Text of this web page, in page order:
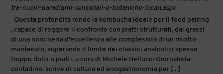
tra-nuovi-paradigmi-sensoriali-e-botaniche-locali.aspx
Questa profondità rende la kombucha ideale per il food pairing
, capace di reggere il confronto con piatti strutturati, dai grassi
di una norcineria d'eccellenza alle complessità di un risotto
mantecato, superando il limite dei classici analcolici spesso
troppo dolci o piatti. a cura di Michele Bellucci Giornalista-
contadino, scrive di cultura ed enogastronomia per [...]